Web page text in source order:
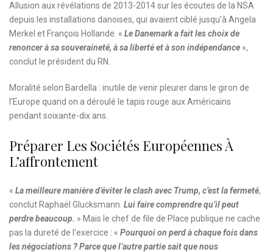
Allusion aux révélations de 2013-2014 sur les écoutes de la NSA
depuis les installations danoises, qui avaient ciblé jusqu’à Angela
Merkel et François Hollande. « Le Danemark a fait les choix de
renoncer à sa souveraineté, à sa liberté et à son indépendance »,
conclut le président du RN.
Moralité selon Bardella : inutile de venir pleurer dans le giron de
l’Europe quand on a déroulé le tapis rouge aux Américains
pendant soixante-dix ans.
Préparer Les Sociétés Européennes À
L’affrontement
« La meilleure manière d’éviter le clash avec Trump, c’est la fermeté,
conclut Raphaël Glucksmann. Lui faire comprendre qu’il peut
perdre beaucoup. » Mais le chef de file de Place publique ne cache
pas la dureté de l’exercice : « Pourquoi on perd à chaque fois dans
les négociations ? Parce que l’autre partie sait que nous